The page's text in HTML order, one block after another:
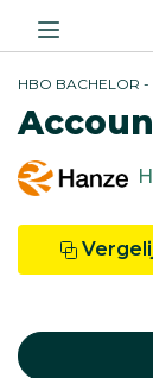
HBO BACHELOR -